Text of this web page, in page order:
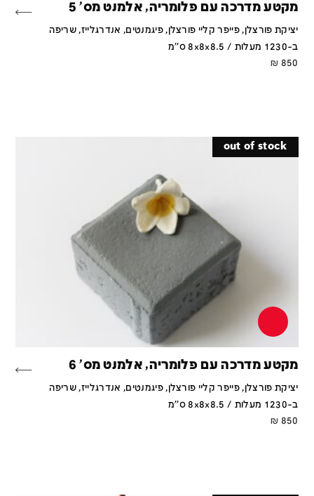
מקטע מדרכה עם פלומריה, אלמנט מס' 5
יציקת פורצלן, פייפר קליי פורצלן, פיגמנטים, אנדרגלייז, שריפה
ב-1230 מעלות / 8x8x8.5 ס''מ
850
₪
out of stock
מקטע מדרכה עם פלומריה, אלמנט מס' 6
יציקת פורצלן, פייפר קליי פורצלן, פיגמנטים, אנדרגלייז, שריפה
ב-1230 מעלות / 8x8x8.5 ס''מ
850
₪